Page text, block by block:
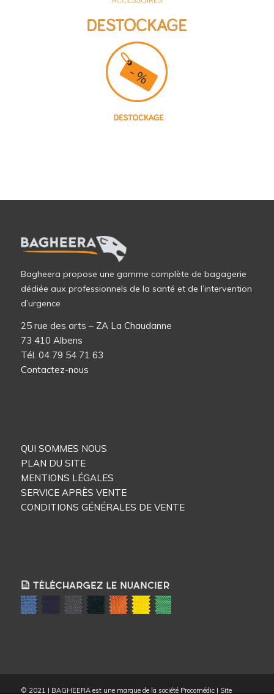
DESTOCKAGE
Bagheera propose une gamme complète de bagagerie
dédiée aux professionnels de la santé et de l’intervention
d’urgence
25 rue des arts – ZA La Chaudanne
73 410 Albens
Tél. 04 79 54 71 63
Contactez-nous
QUI SOMMES NOUS
PLAN DU SITE
MENTIONS LÉGALES
SERVICE APRÈS VENTE
CONDITIONS GÉNÉRALES DE VENTE
© 2021 | BAGHEERA est une marque de la société Procomédic | Site